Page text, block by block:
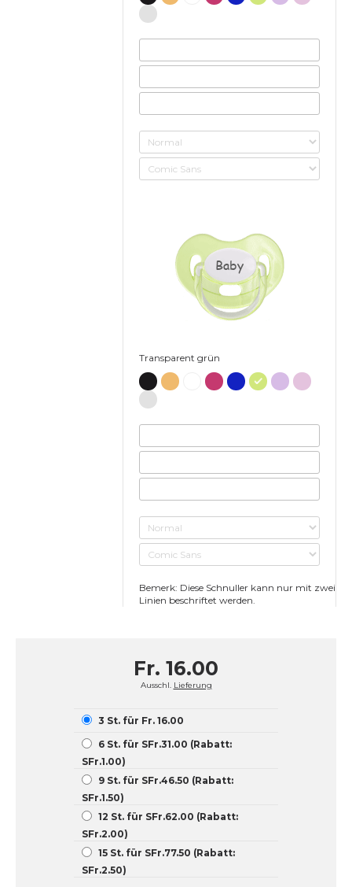
Baby
Transparent grün
Bemerk: Diese Schnuller kann nur mit zwei
Linien beschriftet werden.
Fr. 16.00
Ausschl. Lieferung
3 St. für Fr. 16.00
6 St. für SFr.31.00 (Rabatt:
SFr.1.00)
9 St. für SFr.46.50 (Rabatt:
SFr.1.50)
12 St. für SFr.62.00 (Rabatt:
SFr.2.00)
15 St. für SFr.77.50 (Rabatt:
SFr.2.50)